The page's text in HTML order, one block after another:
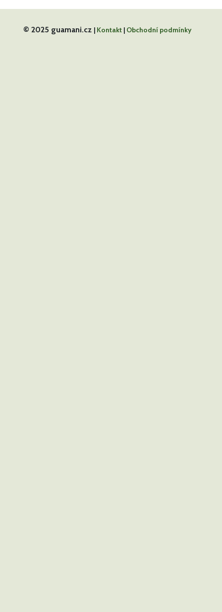
© 2025 guamani.cz | Kontakt | Obchodní podmínky